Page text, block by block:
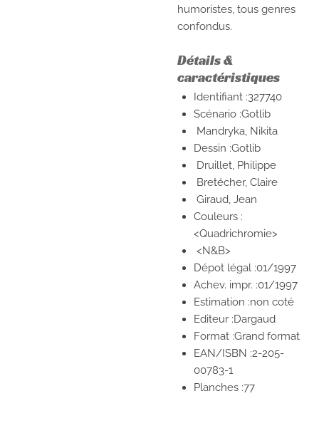
humoristes, tous genres
confondus.
Détails &
caractéristiques
Identifiant :327740
Scénario :Gotlib
Mandryka, Nikita
Dessin :Gotlib
Druillet, Philippe
Bretécher, Claire
Giraud, Jean
Couleurs :
<Quadrichromie>
<N&B>
Dépot légal :01/1997
Achev. impr. :01/1997
Estimation :non coté
Editeur :Dargaud
Format :Grand format
EAN/ISBN :2-205-
00783-1
Planches :77